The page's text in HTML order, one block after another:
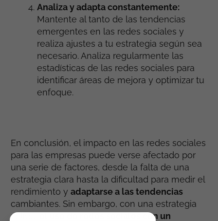
Analiza y adapta constantemente:
Mantente al tanto de las tendencias
emergentes en las redes sociales y
realiza ajustes a tu estrategia según sea
necesario. Analiza regularmente las
estadísticas de las redes sociales para
identificar áreas de mejora y optimizar tu
enfoque.
En conclusión, el impacto en las redes sociales
para las empresas puede verse afectado por
una serie de factores, desde la falta de una
estrategia clara hasta la dificultad para medir el
rendimiento yadaptarse a las tendencias
cambiantes. Sin embargo, con una estrategia
sólida,
el uso de redes sociales con un